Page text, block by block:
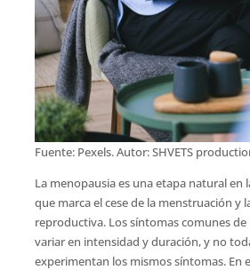
Fuente: Pexels. Autor: SHVETS
La menopausia es una etapa natural en
que marca el cese de la menstruación y
reproductiva. Los síntomas comunes
variar en intensidad y duración, y no
experimentan los mismos síntomas. En